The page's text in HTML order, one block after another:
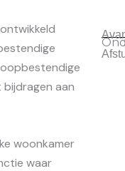
aan
woonkamer
waar